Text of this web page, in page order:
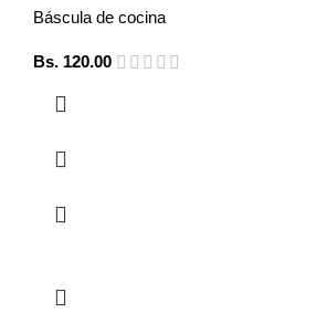
Báscula de cocina
Bs. 120.00